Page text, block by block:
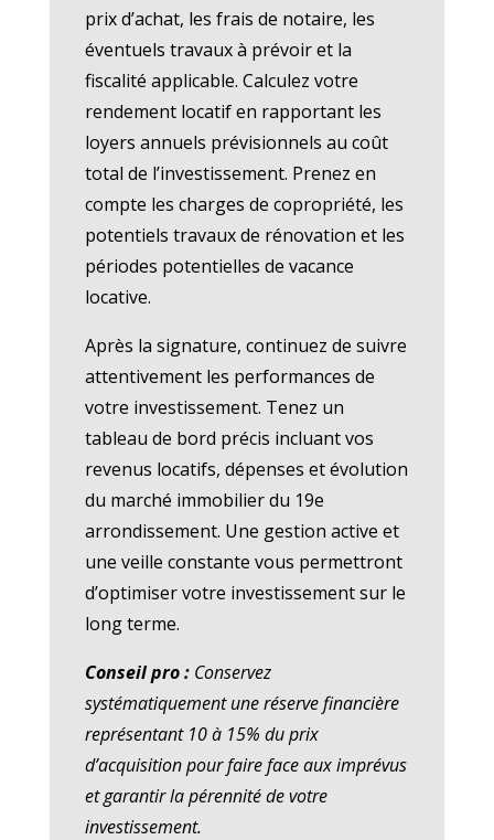
prix d’achat, les frais de notaire, les
éventuels travaux à prévoir et la
fiscalité applicable. Calculez votre
rendement locatif en rapportant les
loyers annuels prévisionnels au coût
total de l’investissement. Prenez en
compte les charges de copropriété, les
potentiels travaux de rénovation et les
périodes potentielles de vacance
locative.
Après la signature, continuez de suivre
attentivement les performances de
votre investissement. Tenez un
tableau de bord précis incluant vos
revenus locatifs, dépenses et évolution
du marché immobilier du 19e
arrondissement. Une gestion active et
une veille constante vous permettront
d’optimiser votre investissement sur le
long terme.
Conseil pro : Conservez
systématiquement une réserve financière
représentant 10 à 15% du prix
d’acquisition pour faire face aux imprévus
et garantir la pérennité de votre
investissement.